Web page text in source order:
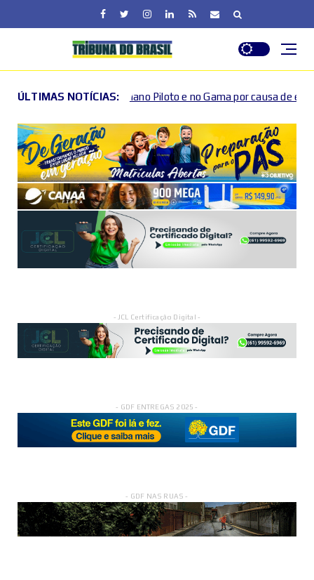
ÚLTIMAS NOTÍCIAS:
Plano Piloto e no Gama por causa de eventos esportivos e
- JCL Certificação Digital -
- GDF ENTREGAS 2025 -
- GDF NAS RUAS -